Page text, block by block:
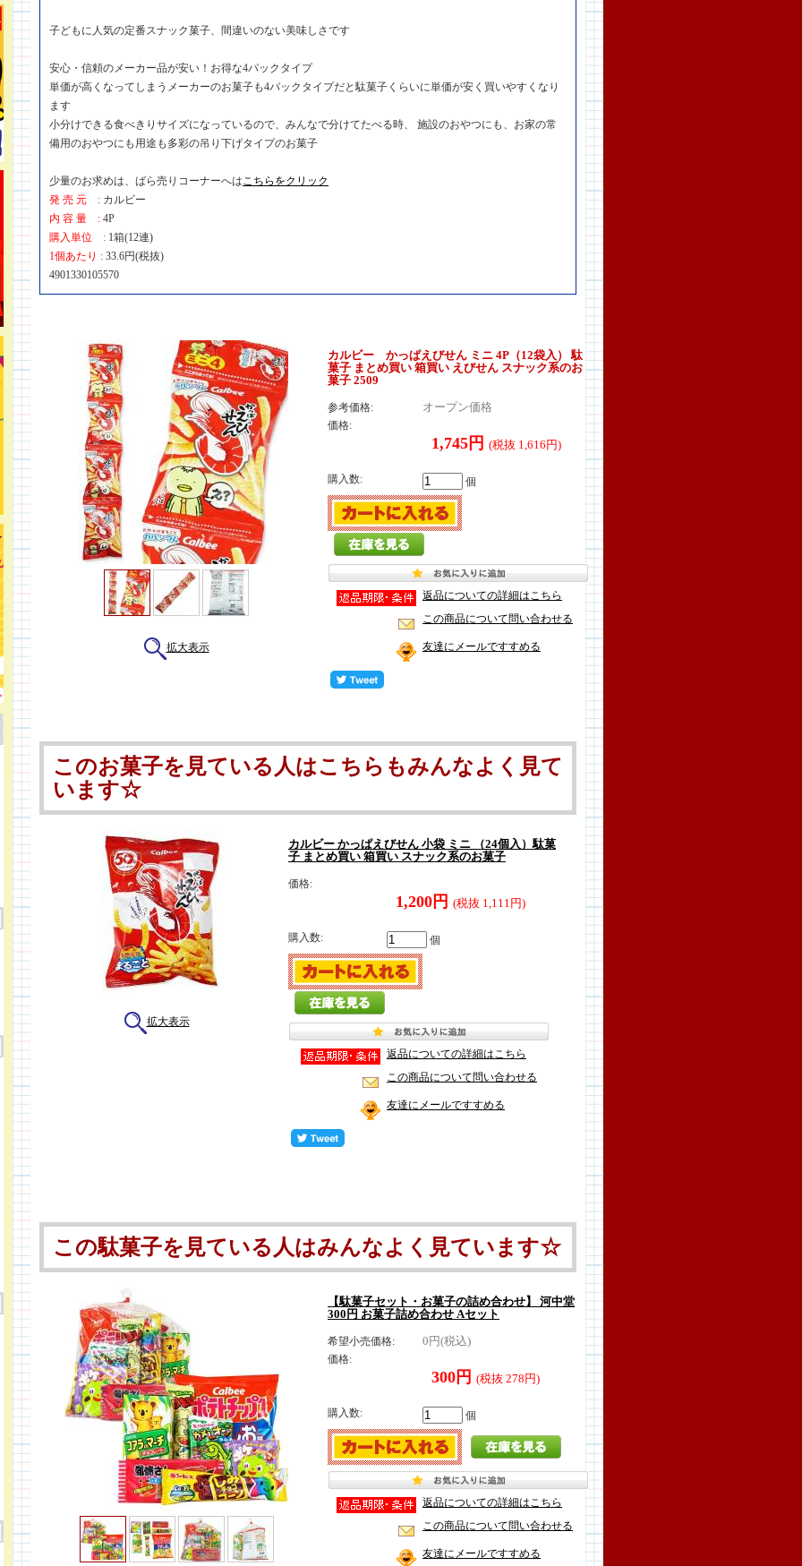
子どもに人気の定番スナック菓子、間違いのない美味しさです
安心・信頼のメーカー品が安い！お得な4パックタイプ
単価が高くなってしまうメーカーのお菓子も4パックタイプだと駄菓子くらいに単価が安く買いやすくなり
ます
小分けできる食べきりサイズになっているので、みんなで分けてたべる時、 施設のおやつにも、お家の常
備用のおやつにも用途も多彩の吊り下げタイプのお菓子
少量のお求めは、ばら売りコーナーへはこちらをクリック
発 売 元 : カルビー
内 容 量 : 4P
購入単位 : 1箱(12連)
1個あたり : 33.6円(税抜)
4901330105570
拡大表示
カルビー かっぱえびせん ミニ 4P（12袋入） 駄
菓子 まとめ買い 箱買い えびせん スナック系のお
菓子 2509
参考価格: オープン価格
価格:
1,745円 (税抜 1,616円)
購入数: 個
返品についての詳細はこちら
この商品について問い合わせる
友達にメールですすめる
このお菓子を見ている人はこちらもみんなよく見て
います☆
拡大表示
カルビー かっぱえびせん 小袋 ミニ （24個入）駄菓
子 まとめ買い 箱買い スナック系のお菓子
価格:
1,200円 (税抜 1,111円)
購入数: 個
返品についての詳細はこちら
この商品について問い合わせる
友達にメールですすめる
この駄菓子を見ている人はみんなよく見ています☆
【駄菓子セット・お菓子の詰め合わせ】 河中堂
300円 お菓子詰め合わせ Aセット
希望小売価格: 0円(税込)
価格:
300円 (税抜 278円)
購入数: 個
返品についての詳細はこちら
この商品について問い合わせる
友達にメールですすめる